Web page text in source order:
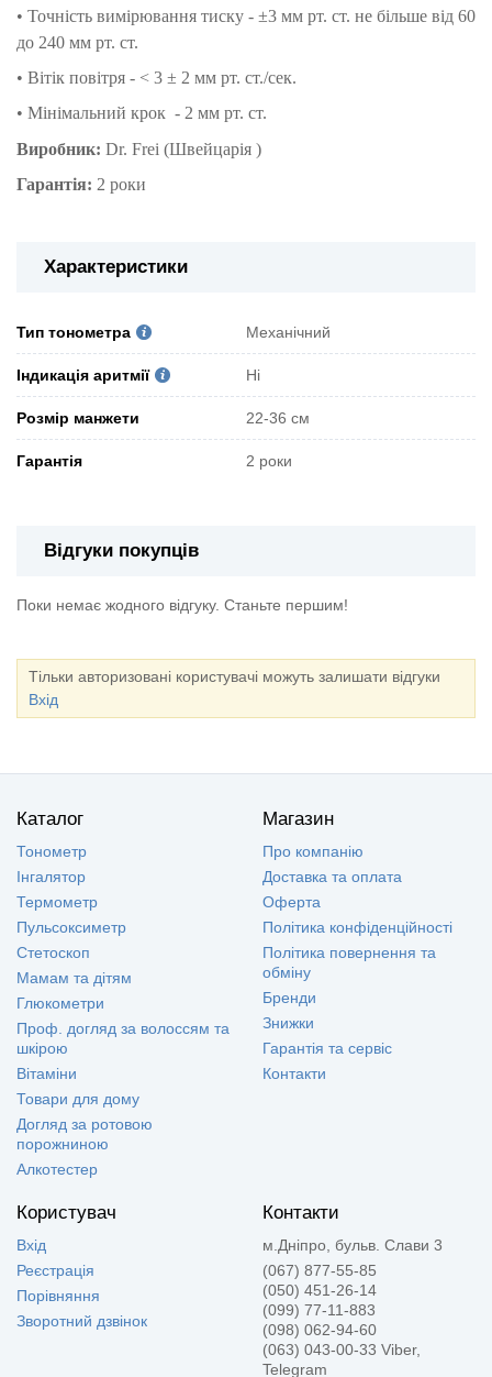
• Точність вимірювання тиску - ±3 мм рт. ст. не більше від 60
до 240 мм рт. ст.
• Вітік повітря - < 3 ± 2 мм рт. ст./сек.
• Мінімальний крок - 2 мм рт. ст.
Виробник: Dr. Frei (Швейцарія )
Гарантія: 2 роки
Характеристики
Тип тонометра Механічний
Індикація аритмії Ні
Розмір манжети 22-36 см
Гарантія 2 роки
Відгуки покупців
Поки немає жодного відгуку. Станьте першим!
Тільки авторизовані користувачі можуть залишати відгуки
Вхід
Каталог
Тонометр
Інгалятор
Термометр
Пульсоксиметр
Стетоскоп
Мамам та дітям
Глюкометри
Проф. догляд за волоссям та
шкірою
Вітаміни
Товари для дому
Догляд за ротовою
порожниною
Алкотестер
Магазин
Про компанію
Доставка та оплата
Оферта
Політика конфіденційності
Політика повернення та
обміну
Бренди
Знижки
Гарантія та сервіс
Контакти
Користувач
Вхід
Реєстрація
Порівняння
Зворотний дзвінок
Контакти
м.Дніпро, бульв. Слави 3
(067) 877-55-85
(050) 451-26-14
(099) 77-11-883
(098) 062-94-60
(063) 043-00-33 Viber,
Telegram